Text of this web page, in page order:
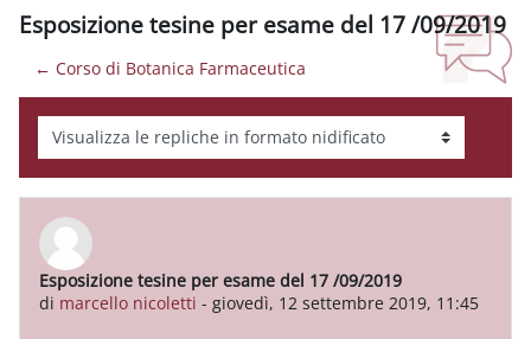
Esposizione tesine per esame del 17 /09/2019
← Corso di Botanica Farmaceutica
Modalità visualizzazione
Esposizione tesine per esame del 17 /09/2019
di marcello nicoletti - giovedì, 12 settembre 2019, 11:45
Numero di risposte: 0